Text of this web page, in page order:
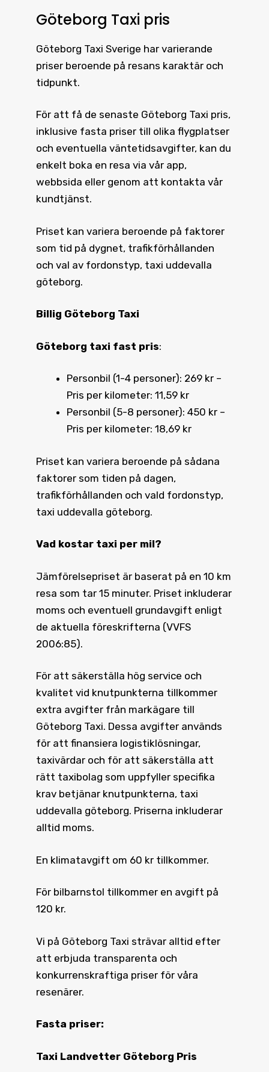
Göteborg Taxi pris
Göteborg Taxi Sverige har varierande
priser beroende på resans karaktär och
tidpunkt.
För att få de senaste Göteborg Taxi pris,
inklusive fasta priser till olika flygplatser
och eventuella väntetidsavgifter, kan du
enkelt boka en resa via vår app,
webbsida eller genom att kontakta vår
kundtjänst.
Priset kan variera beroende på faktorer
som tid på dygnet, trafikförhållanden
och val av fordonstyp, taxi uddevalla
göteborg.
Billig Göteborg Taxi
Göteborg taxi fast pris:
Personbil (1-4 personer): 269 kr –
Pris per kilometer: 11,59 kr
Personbil (5-8 personer): 450 kr –
Pris per kilometer: 18,69 kr
Priset kan variera beroende på sådana
faktorer som tiden på dagen,
trafikförhållanden och vald fordonstyp,
taxi uddevalla göteborg.
Vad kostar taxi per mil?
Jämförelsepriset är baserat på en 10 km
resa som tar 15 minuter. Priset inkluderar
moms och eventuell grundavgift enligt
de aktuella föreskrifterna (VVFS
2006:85).
För att säkerställa hög service och
kvalitet vid knutpunkterna tillkommer
extra avgifter från markägare till
Göteborg Taxi. Dessa avgifter används
för att finansiera logistiklösningar,
taxivärdar och för att säkerställa att
rätt taxibolag som uppfyller specifika
krav betjänar knutpunkterna, taxi
uddevalla göteborg. Priserna inkluderar
alltid moms.
En klimatavgift om 60 kr tillkommer.
För bilbarnstol tillkommer en avgift på
120 kr.
Vi på Göteborg Taxi strävar alltid efter
att erbjuda transparenta och
konkurrenskraftiga priser för våra
resenärer.
Fasta priser:
Taxi Landvetter Göteborg Pris